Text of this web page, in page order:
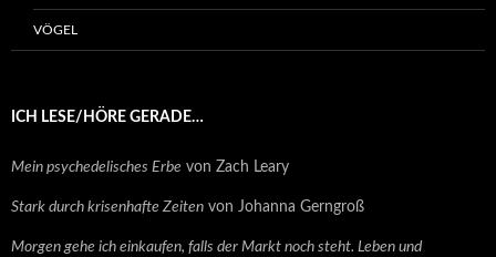
VÖGEL
ICH LESE/HÖRE GERADE…
Mein psychedelisches Erbe von Zach Leary
Stark durch krisenhafte Zeiten von Johanna Gerngroß
Morgen gehe ich einkaufen, falls der Markt noch steht. Leben und